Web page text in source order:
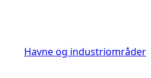
Havne og industriområder